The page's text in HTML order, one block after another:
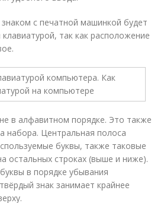
с печатной машинкой будет
так как расположение
в алфавитном порядке. Это также
набора. Центральная полоса
буквы, также таковые
остальных строках (выше и ниже).
в порядке убывания
знак занимает крайнее